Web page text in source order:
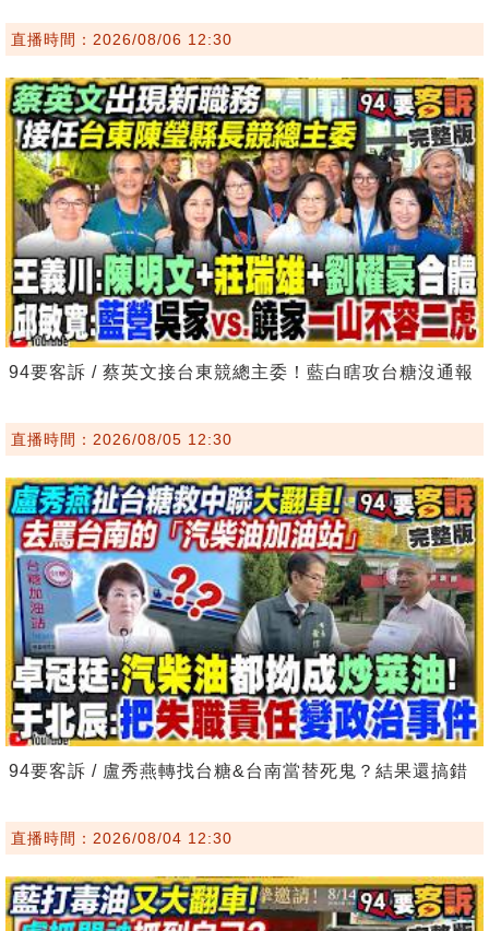
直播時間：2026/08/06 12:30
94要客訴 / 蔡英文接台東競總主委！藍白瞎攻台糖沒通報
直播時間：2026/08/05 12:30
94要客訴 / 盧秀燕轉找台糖&台南當替死鬼？結果還搞錯
直播時間：2026/08/04 12:30